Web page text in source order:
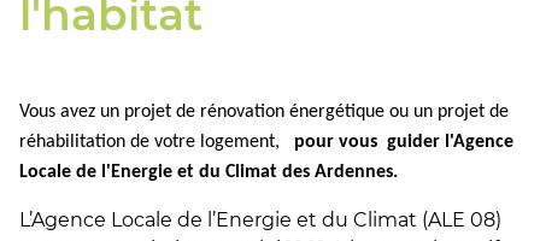
l'habitat
Vous avez un projet de rénovation énergétique ou un projet de
réhabilitation de votre logement,
pour vous guider l'Agence
Locale de l'Energie et du Climat des Ardennes.
L’Agence Locale de l’Energie et du Climat (ALE 08)